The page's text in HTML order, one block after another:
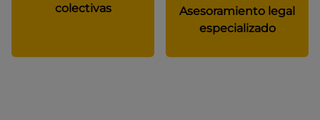
colectivas
Asesoramiento legal
especializado